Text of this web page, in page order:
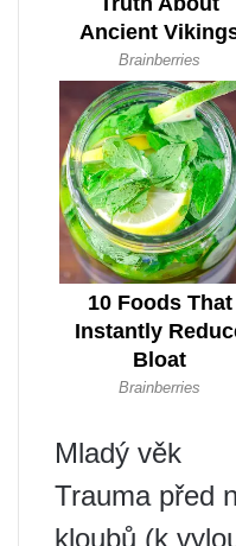
Mladý věk
Trauma před
kloubů (k